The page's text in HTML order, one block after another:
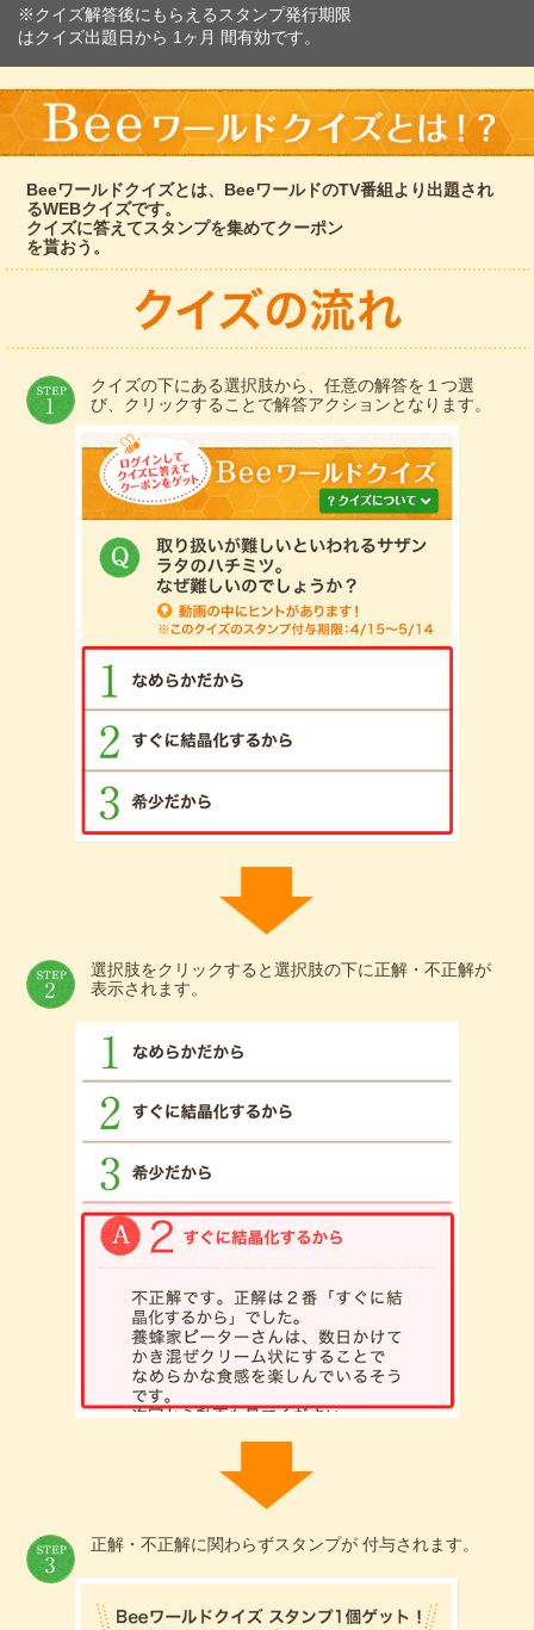
※クイズ解答後にもらえるスタンプ発行期限
はクイズ出題日から 1ヶ月 間有効です。
Beeワールドクイズとは、BeeワールドのTV番組より出題され
るWEBクイズです。
クイズに答えてスタンプを集めてクーポン
を貰おう。
クイズの下にある選択肢から、任意の解答を１つ選
び、クリックすることで解答アクションとなります。
選択肢をクリックすると選択肢の下に正解・不正解が
表示されます。
正解・不正解に関わらずスタンプが 付与されます。